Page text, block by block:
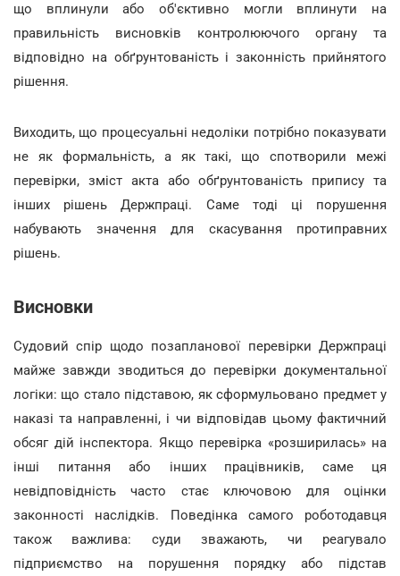
що вплинули або об'єктивно могли вплинути на
правильність висновків контролюючого органу та
відповідно на обґрунтованість і законність прийнятого
рішення.
Виходить, що процесуальні недоліки потрібно показувати
не як формальність, а як такі, що спотворили межі
перевірки, зміст акта або обґрунтованість припису та
інших рішень Держпраці. Саме тоді ці порушення
набувають значення для скасування протиправних
рішень.
Висновки
Судовий спір щодо позапланової перевірки Держпраці
майже завжди зводиться до перевірки документальної
логіки: що стало підставою, як сформульовано предмет у
наказі та направленні, і чи відповідав цьому фактичний
обсяг дій інспектора. Якщо перевірка «розширилась» на
інші питання або інших працівників, саме ця
невідповідність часто стає ключовою для оцінки
законності наслідків. Поведінка самого роботодавця
також важлива: суди зважають, чи реагувало
підприємство на порушення порядку або підстав